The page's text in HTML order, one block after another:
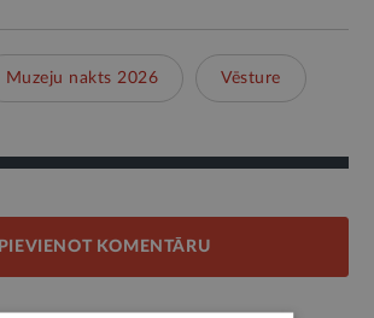
Muzeju nakts 2026 Vēsture
PIEVIENOT KOMENTĀRU